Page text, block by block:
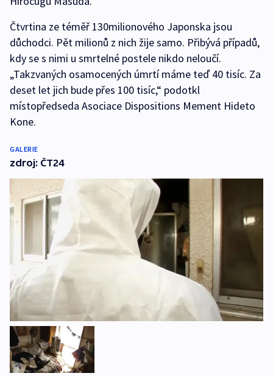
Čtvrtina ze téměř 130milionového Japonska jsou
důchodci. Pět milionů z nich žije samo. Přibývá případů,
kdy se s nimi u smrtelné postele nikdo neloučí.
„Takzvaných osamocených úmrtí máme teď 40 tisíc. Za
deset let jich bude přes 100 tisíc,“ podotkl
místopředseda Asociace Dispositions Mement Hideto
Kone.
GALERIE
zdroj: ČT24